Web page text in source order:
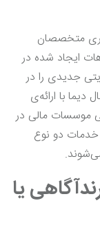
متخصصان
ایجاد شده در
جدیدی را در
دیما با ارائه‌ی
موسسات مالی در
دو نوع
یا